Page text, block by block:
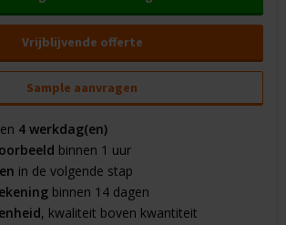
Vrijblijvende offerte
Sample aanvragen
4 werkdag(en)
binnen 1 uur
in de volgende stap
binnen 14 dagen
, kwaliteit boven kwantiteit